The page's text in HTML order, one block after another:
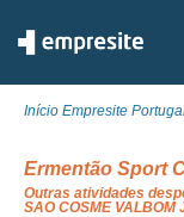
Início Empresite
Ermentão Sport
Outras atividades
SAO COSME VALBOM